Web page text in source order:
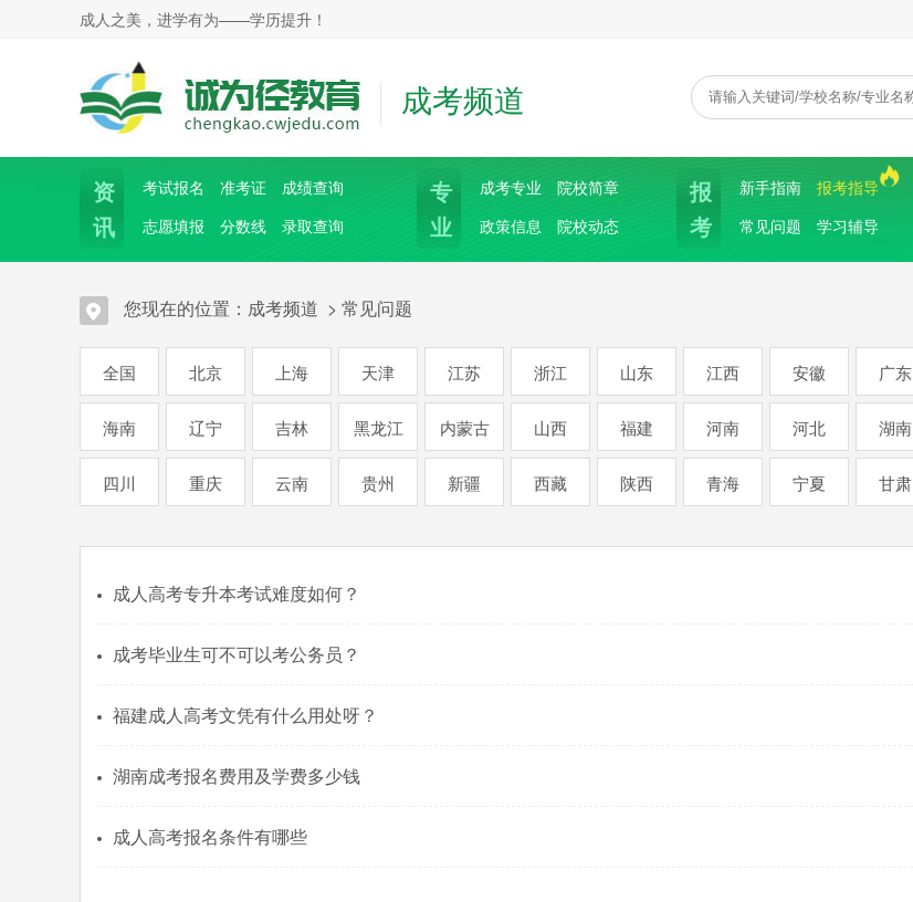
成人之美，进学有为——学历提升！
成考频道
资
讯
考试报名 准考证
成绩查询
志愿填报
分数线 录取查询
专
业
成考专业
院校简章
政策信息
院校动态
报
考
新手指南
报考指导
常见问题
学习辅导
您现在的位置： 成考频道 > 常见问题
全国 北京 上海 天津 江苏 浙江 山东 江西 安徽 广东
海南 辽宁 吉林 黑龙江 内蒙古 山西 福建 河南 河北 湖南
四川 重庆 云南 贵州 新疆 西藏 陕西 青海 宁夏 甘肃
成人高考专升本考试难度如何？
成考毕业生可不可以考公务员？
福建成人高考文凭有什么用处呀？
湖南成考报名费用及学费多少钱
成人高考报名条件有哪些